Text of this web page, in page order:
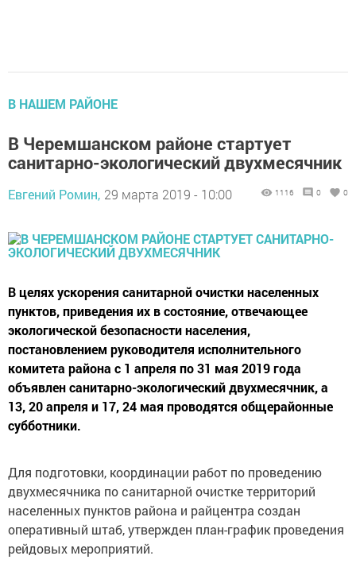
В НАШЕМ РАЙОНЕ
В Черемшанском районе стартует
санитарно-экологический двухмесячник
Евгений Ромин, 29 марта 2019 - 10:00 1116 0 0
В целях ускорения санитарной очистки населенных
пунктов, приведения их в состояние, отвечающее
экологической безопасности населения,
постановлением руководителя исполнительного
комитета района с 1 апреля по 31 мая 2019 года
объявлен санитарно-экологический двухмесячник, а
13, 20 апреля и 17, 24 мая проводятся общерайонные
субботники.
Для подготовки, координации работ по проведению
двухмесячника по санитарной очистке территорий
населенных пунктов района и райцентра создан
оперативный штаб, утвержден план-график проведения
рейдовых мероприятий.